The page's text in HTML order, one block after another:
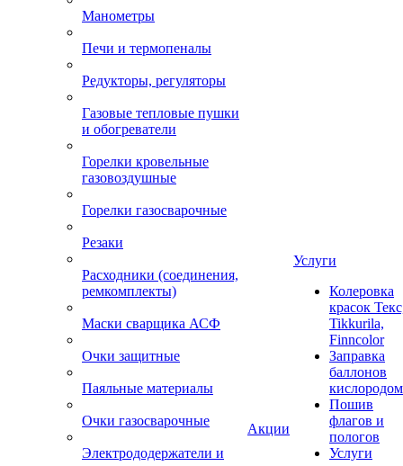
Манометры
Печи и термопеналы
Редукторы, регуляторы
Газовые тепловые пушки
и обогреватели
Горелки кровельные
газовоздушные
Горелки газосварочные
Резаки
Расходники (соединения,
ремкомплекты)
Маски сварщика АСФ
Очки защитные
Паяльные материалы
Очки газосварочные
Электрододержатели и
Акции
Услуги
Колеровка
красок
Tikkurila,
Finncolor
Заправка
баллонов
кислородом
Пошив
флагов и
пологов
Услуги